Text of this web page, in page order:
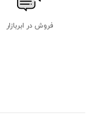
فروش در ابربازار